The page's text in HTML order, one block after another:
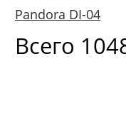
Pandora DI-04
Всего